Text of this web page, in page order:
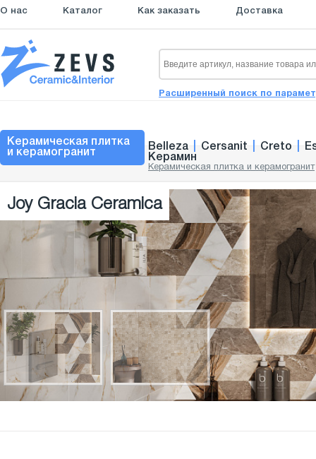
О нас Каталог Как заказать Доставка
Расширенный поиск по
Керамическая плитка
и керамогранит
Belleza Cersanit Creto
Керамин
Керамическая плитка и керамогранит
Joy Gracia Ceramica